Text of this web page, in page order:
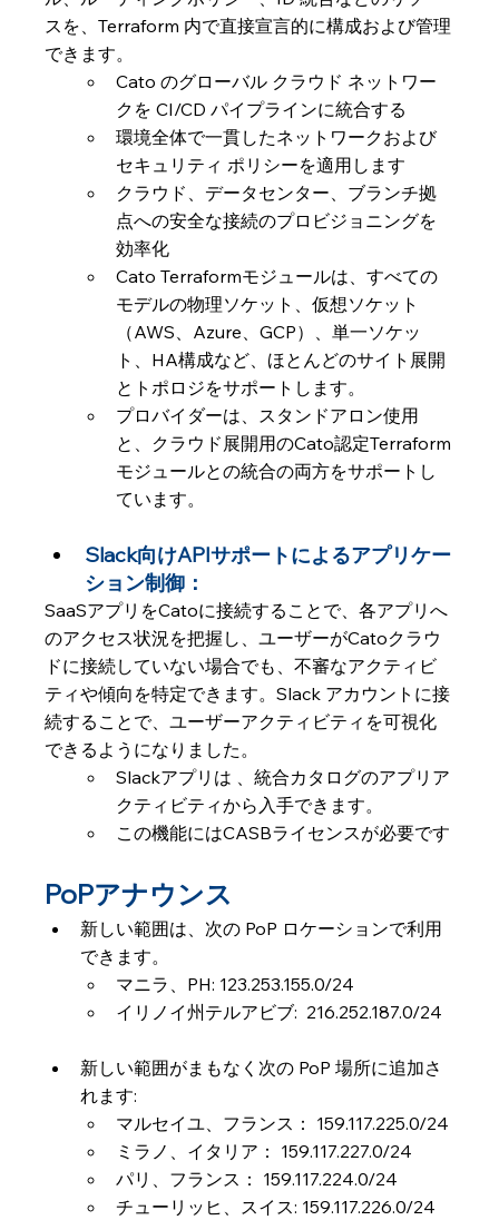
スを、Terraform 内で直接宣言的に構成および管理
できます。
Cato のグローバル クラウド ネットワー
クを CI/CD パイプラインに統合する
環境全体で一貫したネットワークおよび
セキュリティ ポリシーを適用します
クラウド、データセンター、ブランチ拠
点への安全な接続のプロビジョニングを
効率化
Cato Terraformモジュールは、すべての
モデルの物理ソケット、仮想ソケット
（AWS、Azure、GCP）、単一ソケッ
ト、HA構成など、ほとんどのサイト展開
とトポロジをサポートします。
プロバイダーは、スタンドアロン使用
と、クラウド展開用のCato認定Terraform
モジュールとの統合の両方をサポートし
ています。
Slack向けAPIサポートによるアプリケー
ション制御：
SaaSアプリをCatoに接続することで、各アプリへ
のアクセス状況を把握し、ユーザーがCatoクラウ
ドに接続していない場合でも、不審なアクティビ
ティや傾向を特定できます。Slack アカウントに接
続することで、ユーザーアクティビティを可視化
できるようになりました。
Slackアプリは 、統合カタログのアプリア
クティビティから入手できます。
この機能にはCASBライセンスが必要です
PoPアナウンス
新しい範囲は、次の PoP ロケーションで利用
できます。
マニラ、PH: 123.253.155.0/24
イリノイ州テルアビブ:  216.252.187.0/24
新しい範囲がまもなく次の PoP 場所に追加さ
れます:
マルセイユ、フランス： 159.117.225.0/24
ミラノ、イタリア： 159.117.227.0/24
パリ、フランス： 159.117.224.0/24
チューリッヒ、スイス: 159.117.226.0/24